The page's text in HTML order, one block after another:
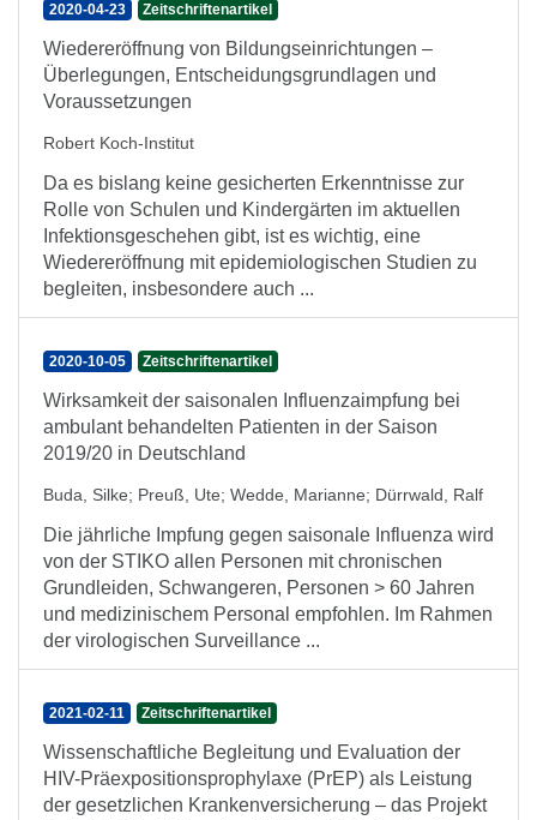
2020-04-23 Zeitschriftenartikel
Wiedereröffnung von Bildungseinrichtungen –
Überlegungen, Entscheidungsgrundlagen und
Voraussetzungen
Robert Koch-Institut
Da es bislang keine gesicherten Erkenntnisse zur
Rolle von Schulen und Kindergärten im aktuellen
Infektionsgeschehen gibt, ist es wichtig, eine
Wiedereröffnung mit epidemiologischen Studien zu
begleiten, insbesondere auch ...
2020-10-05 Zeitschriftenartikel
Wirksamkeit der saisonalen Influenzaimpfung bei
ambulant behandelten Patienten in der Saison
2019/20 in Deutschland
Buda, Silke; Preuß, Ute; Wedde, Marianne; Dürrwald, Ralf
Die jährliche Impfung gegen saisonale Influenza wird
von der STIKO allen Personen mit chronischen
Grundleiden, Schwangeren, Personen > 60 Jahren
und medizinischem Personal empfohlen. Im Rahmen
der virologischen Surveillance ...
2021-02-11 Zeitschriftenartikel
Wissenschaftliche Begleitung und Evaluation der
HIV-Präexpositionsprophylaxe (PrEP) als Leistung
der gesetzlichen Krankenversicherung – das Projekt